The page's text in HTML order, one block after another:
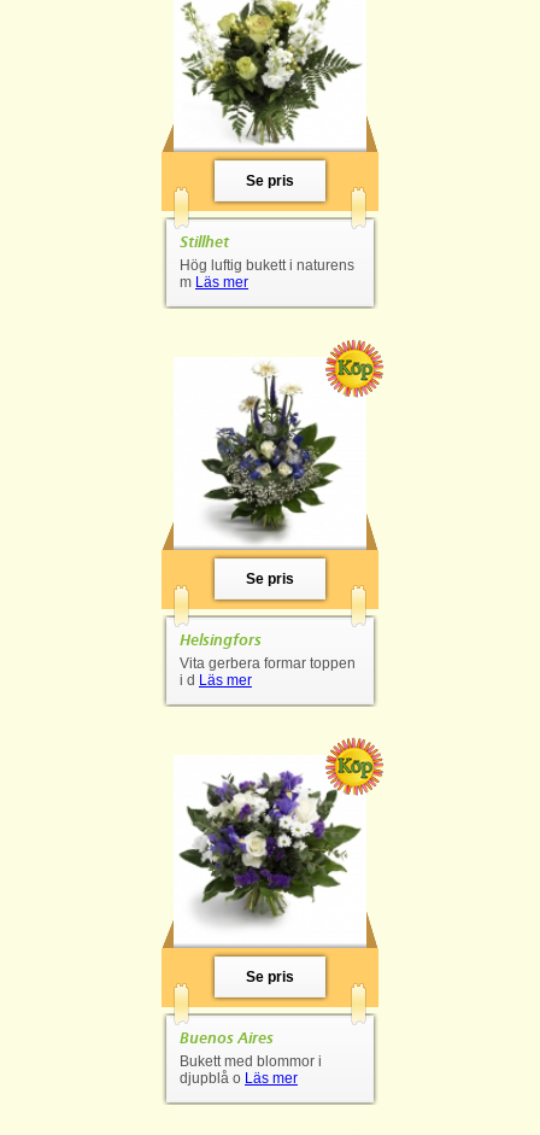
Se pris
Stillhet
Hög luftig bukett i naturens
m Läs mer
Se pris
Helsingfors
Vita gerbera formar toppen
i d Läs mer
Se pris
Buenos Aires
Bukett med blommor i
djupblå o Läs mer